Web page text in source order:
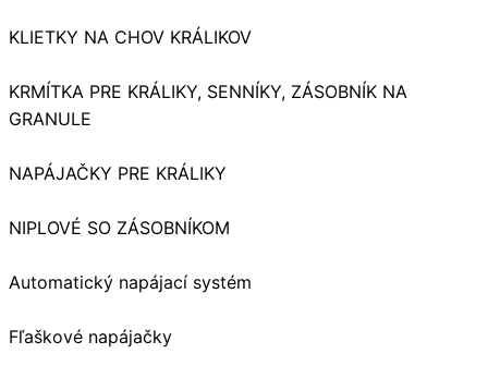
KLIETKY NA CHOV KRÁLIKOV
KRMÍTKA PRE KRÁLIKY, SENNÍKY, ZÁSOBNÍK NA
GRANULE
NAPÁJAČKY PRE KRÁLIKY
NIPLOVÉ SO ZÁSOBNÍKOM
Automatický napájací systém
Fľaškové napájačky